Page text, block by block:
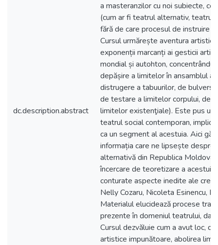
dc.description.abstract
a masteranzilor cu noi subiecte,
(cum ar fi teatrul alternativ, teatrul
fără de care procesul de instruire
Cursul urmărește aventura
exponenții marcanți ai gesticii
mondial și autohton,
depășire a limitelor în ansamblul
distrugere a tabuurilor, de
de testare a limitelor corpului, de
limitelor existenţiale). Este pus un
teatrul social contemporan,
ca un segment al acestuia. Aici
informația care ne lipsește despre
alternativă din Republica Moldova,
încercare de teoretizare a acestui
conturate aspecte inedite ale
Nelly Cozaru, Nicoleta Esinencu,
Materialul elucidează procese
prezente în domeniul teatrului, dar
Cursul dezvăluie cum a avut loc,
artistice impunătoare, abolirea